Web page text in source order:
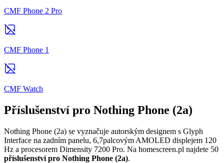
CMF Phone 2 Pro
CMF Phone 1
CMF Watch
Příslušenství pro Nothing Phone (2a)
Nothing Phone (2a) se vyznačuje autorským designem s Glyph
Interface na zadním panelu, 6,7palcovým AMOLED displejem 120
Hz a procesorem Dimensity 7200 Pro. Na homescreen.pl najdete 50
příslušenství pro Nothing Phone (2a).